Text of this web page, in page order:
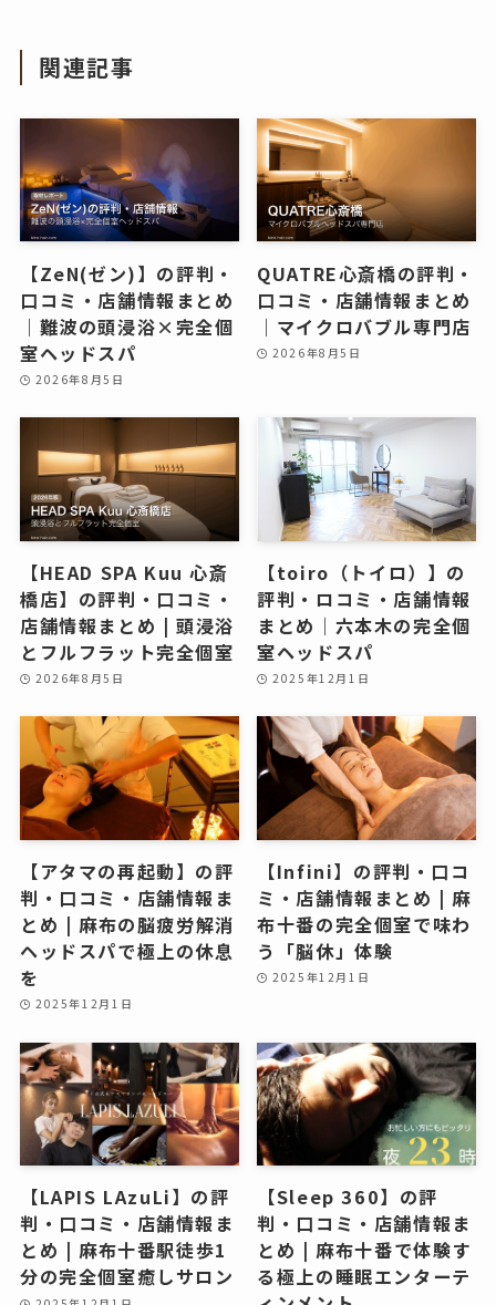
関連記事
【ZeN(ゼン)】の評判・
口コミ・店舗情報まとめ
｜難波の頭浸浴×完全個
室ヘッドスパ
2026年8月5日
QUATRE心斎橋の評判・
口コミ・店舗情報まとめ
｜マイクロバブル専門店
2026年8月5日
【HEAD SPA Kuu 心斎
橋店】の評判・口コミ・
店舗情報まとめ | 頭浸浴
とフルフラット完全個室
2026年8月5日
【toiro（トイロ）】の
評判・ロコミ・店舗情報
まとめ｜六本木の完全個
室ヘッドスパ
2025年12月1日
【アタマの再起動】の評
判・口コミ・店舗情報ま
とめ | 麻布の脳疲労解消
ヘッドスパで極上の休息
を
2025年12月1日
【Infini】の評判・口コ
ミ・店舗情報まとめ | 麻
布十番の完全個室で味わ
う「脳休」体験
2025年12月1日
【LAPIS LAzuLi】の評
判・口コミ・店舗情報ま
とめ | 麻布十番駅徒歩1
分の完全個室癒しサロン
【Sleep 360】の評
判・口コミ・店舗情報ま
とめ | 麻布十番で体験す
る極上の睡眠エンターテ